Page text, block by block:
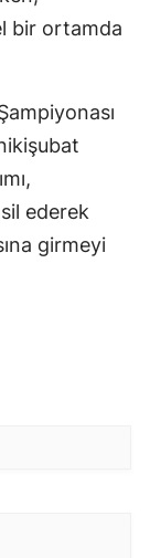
bir ortamda
ederek
girmeyi